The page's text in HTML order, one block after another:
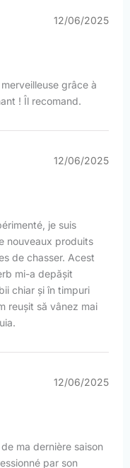
12/06/2025
grâce à
! Îl recomand.
12/06/2025
je suis
nouveaux produits
de chasser. Acest
mi-a depășit
chiar și în timpuri
reușit să vânez mai
12/06/2025
ma dernière saison
par son